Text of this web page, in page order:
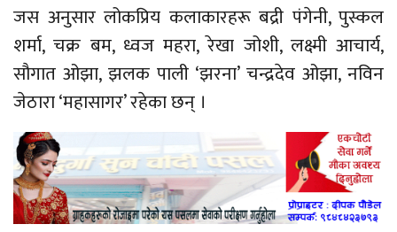
जस अनुसार लोकप्रिय कलाकारहरू बद्री पंगेनी, पुस्कल
शर्मा, चक्र बम, ध्वज महरा, रेखा जोशी, लक्ष्मी आचार्य,
सौगात ओझा, झलक पाली ‘झरना’ चन्द्रदेव ओझा, नविन
जेठारा‘महासागर’ रहेका छन् ।